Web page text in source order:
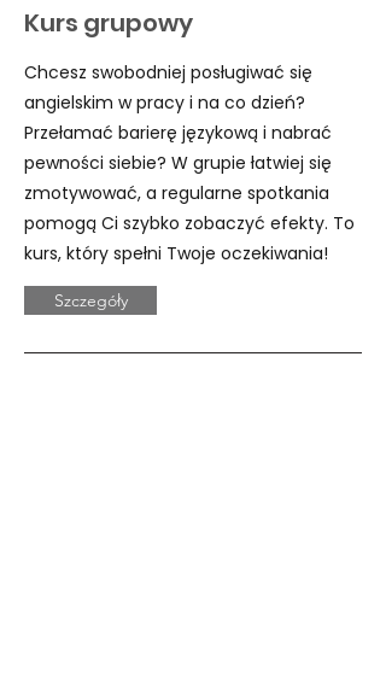
Kurs grupowy
Chcesz swobodniej posługiwać się
angielskim w pracy i na co dzień?
Przełamać barierę językową i nabrać
pewności siebie? W grupie łatwiej się
zmotywować, a regularne spotkania
pomogą Ci szybko zobaczyć efekty. To
kurs, który spełni Twoje oczekiwania!
Szczegóły